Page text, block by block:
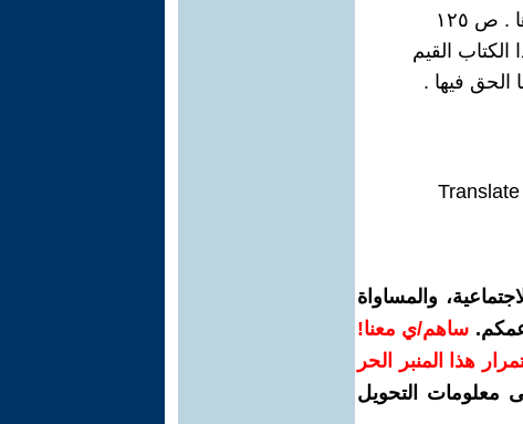
ص ١٢٥
الكتاب القيم
فيها .
والمساواة
ساهم/ي معنا!
هذا المنبر الحر
معلومات التحويل